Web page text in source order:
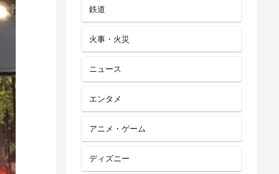
鉄道
火事・火災
ニュース
エンタメ
アニメ・ゲーム
ディズニー